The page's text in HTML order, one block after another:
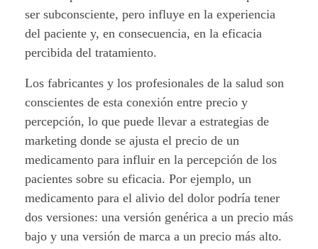
L
a
p
s
i
c
o
l
ser subconsciente, pero influye en la experiencia
del paciente y, en consecuencia, en la eficacia
percibida del tratamiento.
Los fabricantes y los profesionales de la salud son
conscientes de esta conexión entre precio y
percepción, lo que puede llevar a estrategias de
marketing donde se ajusta el precio de un
medicamento para influir en la percepción de los
pacientes sobre su eficacia. Por ejemplo, un
medicamento para el alivio del dolor podría tener
dos versiones: una versión genérica a un precio más
bajo y una versión de marca a un precio más alto.